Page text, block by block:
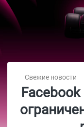
Свежие новости
Facebook